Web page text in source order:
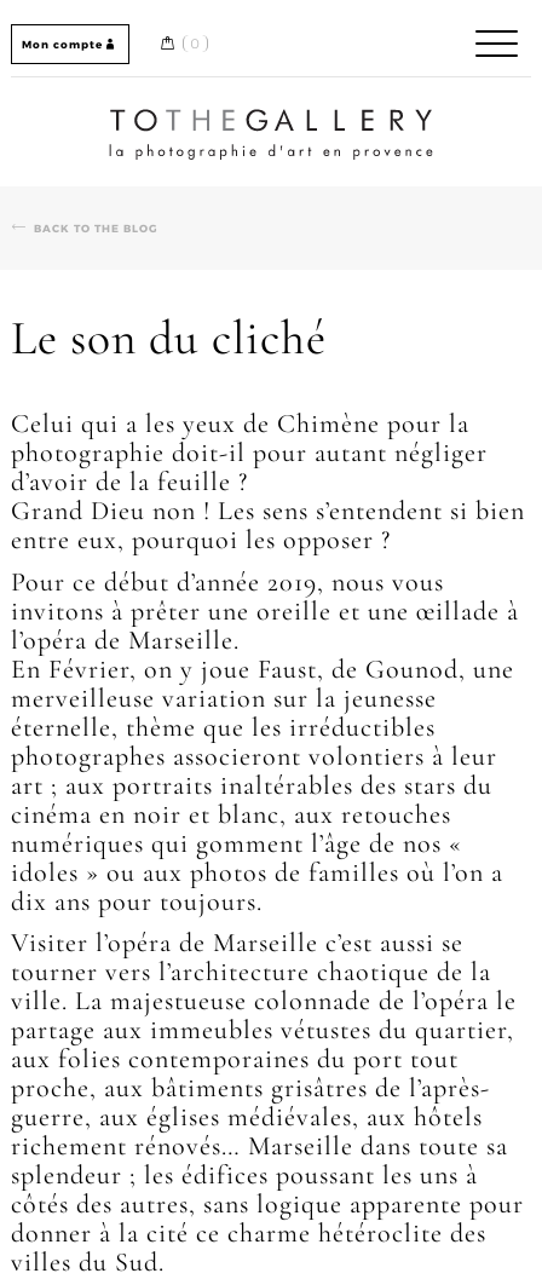
Mon compte 0
Home / Accueil
BACK TO THE BLOG
Le son du cliché
Celui qui a les yeux de Chimène pour la
photographie doit-il pour autant négliger
d’avoir de la feuille ?
Grand Dieu non ! Les sens s’entendent si bien
entre eux, pourquoi les opposer ?
Pour ce début d’année 2019, nous vous
invitons à prêter une oreille et une œillade à
l’opéra de Marseille.
En Février, on y joue Faust, de Gounod, une
merveilleuse variation sur la jeunesse
éternelle, thème que les irréductibles
photographes associeront volontiers à leur
art ; aux portraits inaltérables des stars du
cinéma en noir et blanc, aux retouches
numériques qui gomment l’âge de nos «
idoles » ou aux photos de familles où l’on a
dix ans pour toujours.
Visiter l’opéra de Marseille c’est aussi se
tourner vers l’architecture chaotique de la
ville. La majestueuse colonnade de l’opéra le
partage aux immeubles vétustes du quartier,
aux folies contemporaines du port tout
proche, aux bâtiments grisâtres de l’après-
guerre, aux églises médiévales, aux hôtels
richement rénovés… Marseille dans toute sa
splendeur ; les édifices poussant les uns à
côtés des autres, sans logique apparente pour
donner à la cité ce charme hétéroclite des
villes du Sud.